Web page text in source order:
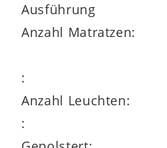
Sie erhalten das
einem Boxspring-
Schlafkomfortebenen.
Liegekomfort. Mit der
Ausführung
Anzahl Matratzen:
:
Anzahl Leuchten:
: